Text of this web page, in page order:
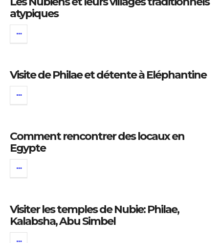
atypiques
Visite de Philae et détente à Eléphantine
Comment rencontrer des locaux en
Egypte
Visiter les temples de Nubie: Philae,
Kalabsha, Abu Simbel